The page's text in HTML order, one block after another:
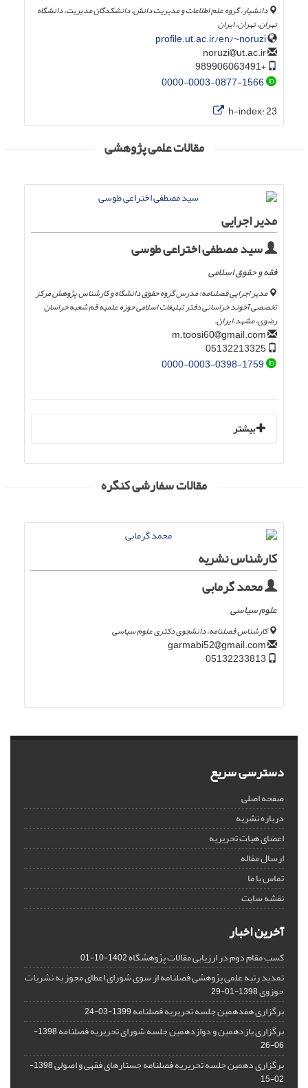
دانشیار، گروه علم اطلاعات و مدیریت دانش، دانشکدگان مدیریت، دانشگاه
تهران، تهران، ایران
profile.ut.ac.ir/en/~noruzi
ut.ac.ir
+989906063491
0000-0003-0877-1566
h-index:23
مقالات علمی پژوهشی
مدیر اجرایی
سید مصطفی اختراعی طوسی
فقه و حقوق اسلامی
مدیر اجرایی فصلنامه؛ مدرس گروه حقوق دانشگاه و کارشناس پژوهش مرکز
تخصصی آخوند خراسانی دفتر تبلیغات اسلامی حوزه علمیه قم شعبه خراسان
رضوی، مشهد.ایران.
gmail.com
0000-0003-0398-1759
بیشتر
مقالات سفارشی کنگره
کارشناس نشریه
محمد گرمابی
علوم سیاسی
کارشناس فصلنامه، دانشجوی دکتری علوم سیاسی
gmail.com
دسترسی سریع
صفحه اصلی
درباره نشریه
اعضای هیات تحریریه
ارسال مقاله
تماس با ما
نقشه سایت
آخرین اخبار
کسب مقام دوم در ارزیابی مقالات پژوهشگاه1402-10-01
تمدید رتبه علمی پژوهشی فصلنامه از سوی شورای اعطای مجوز به نشریات
حوزوی1398-01-29
برگزاری هفدهمین جلسه تحریریه فصلنامه1399-03-24
برگزاری یازدهمین و دوازدهمین جلسه شورای تحریریه فصلنامه
1398-
06-26
برگزاری دهمین جلسه تحریریه فصلنامه جستارهای فقهی و اصولی
1398-
02-15